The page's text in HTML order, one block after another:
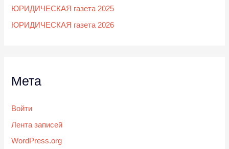
ЮРИДИЧЕСКАЯ газета 2025
ЮРИДИЧЕСКАЯ газета 2026
Мета
Войти
Лента записей
WordPress.org